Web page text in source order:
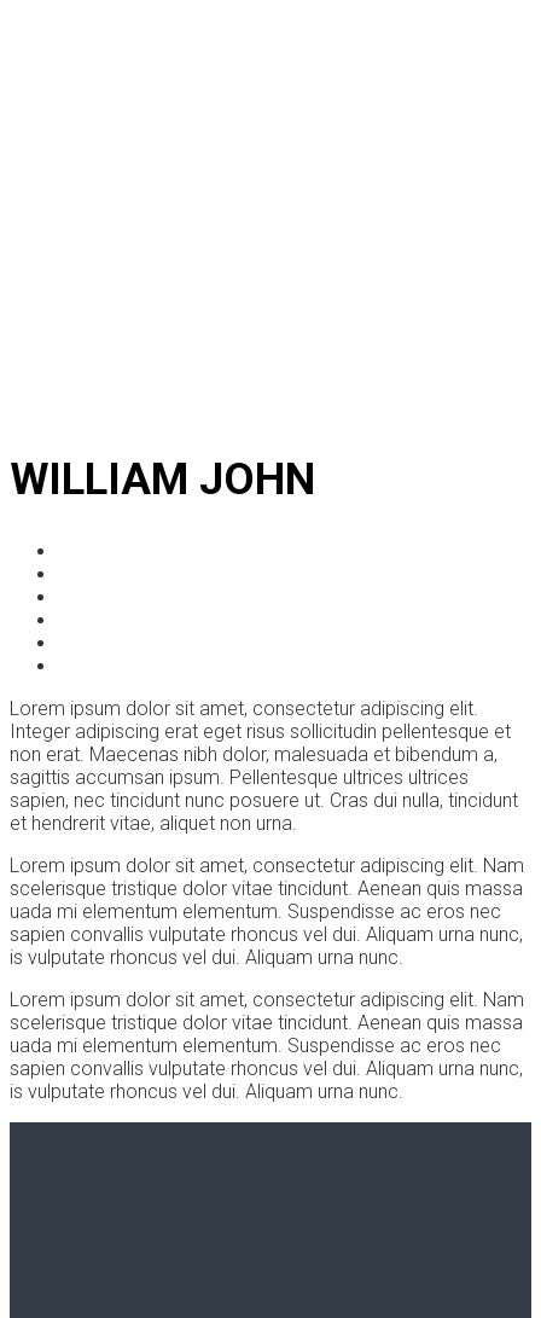
WILLIAM JOHN
Lorem ipsum dolor sit amet, consectetur adipiscing elit.
Integer adipiscing erat eget risus sollicitudin pellentesque et
non erat. Maecenas nibh dolor, malesuada et bibendum a,
sagittis accumsan ipsum. Pellentesque ultrices ultrices
sapien, nec tincidunt nunc posuere ut. Cras dui nulla, tincidunt
et hendrerit vitae, aliquet non urna.
Lorem ipsum dolor sit amet, consectetur adipiscing elit. Nam
scelerisque tristique dolor vitae tincidunt. Aenean quis massa
uada mi elementum elementum. Suspendisse ac eros nec
sapien convallis vulputate rhoncus vel dui. Aliquam urna nunc,
is vulputate rhoncus vel dui. Aliquam urna nunc.
Lorem ipsum dolor sit amet, consectetur adipiscing elit. Nam
scelerisque tristique dolor vitae tincidunt. Aenean quis massa
uada mi elementum elementum. Suspendisse ac eros nec
sapien convallis vulputate rhoncus vel dui. Aliquam urna nunc,
is vulputate rhoncus vel dui. Aliquam urna nunc.